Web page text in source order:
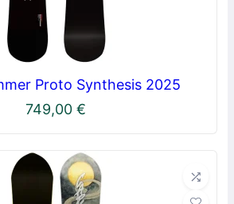
Proto Synthesis 2025
749,00 €